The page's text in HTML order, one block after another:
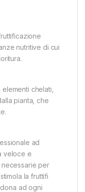
nutritive di cui
chelati,
pianta, che
ad
veloce e
per
la fruttifi
ad ogni